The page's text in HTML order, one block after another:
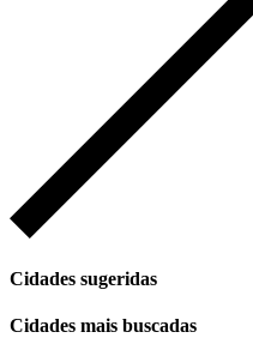
Cidades sugeridas
Cidades mais buscadas